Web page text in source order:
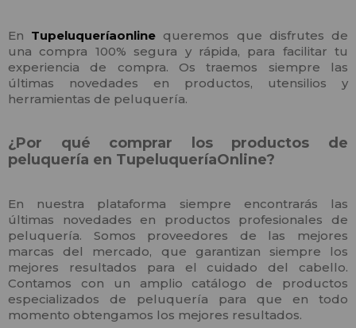
En Tupeluqueríaonline queremos que disfrutes de
una compra 100% segura y rápida, para facilitar tu
experiencia de compra. Os traemos siempre las
últimas novedades en productos, utensilios y
herramientas de peluquería.
¿Por qué comprar los productos de
peluquería en TupeluqueríaOnline?
En nuestra plataforma siempre encontrarás las
últimas novedades en productos profesionales de
peluquería. Somos proveedores de las mejores
marcas del mercado, que garantizan siempre los
mejores resultados para el cuidado del cabello.
Contamos con un amplio catálogo de productos
especializados de peluquería para que en todo
momento obtengamos los mejores resultados.